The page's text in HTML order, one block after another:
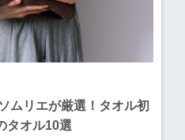
ムリエが厳選！タオル初
タオル10選